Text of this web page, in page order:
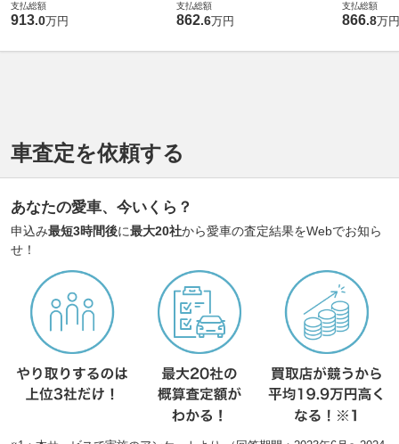
支払総額
913.0万円
支払総額
862.6万円
支払総額
866.8万円
車査定を依頼する
あなたの愛車、今いくら？
申込み最短3時間後に最大20社から愛車の査定結果をWebでお知ら
せ！